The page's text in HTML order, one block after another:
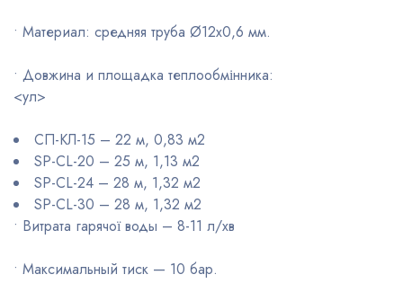
• Материал: средняя труба Ø12х0,6 мм.
• Довжина и площадка теплообмінника:
<ул>
СП-КЛ-15 – 22 м, 0,83 м2
SP-CL-20 – 25 м, 1,13 м2
SP-CL-24 – 28 м, 1,32 м2
SP-CL-30 – 28 м, 1,32 м2
• Витрата гарячої воды – 8-11 л/хв
• Максимальный тиск — 10 бар.